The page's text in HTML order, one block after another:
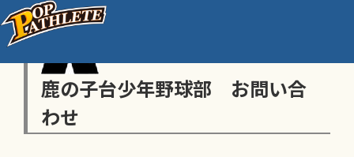
鹿の子台少年野球部 お問い合
わせ